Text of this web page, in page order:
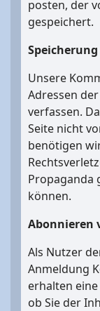
posten, der
gespeichert.
Speicherung
Unsere
Adressen
verfassen.
Seite nicht
benötigen
Propaganda
können.
Abonnieren
Als Nutzer
Anmeldung
erhalten
ob Sie der